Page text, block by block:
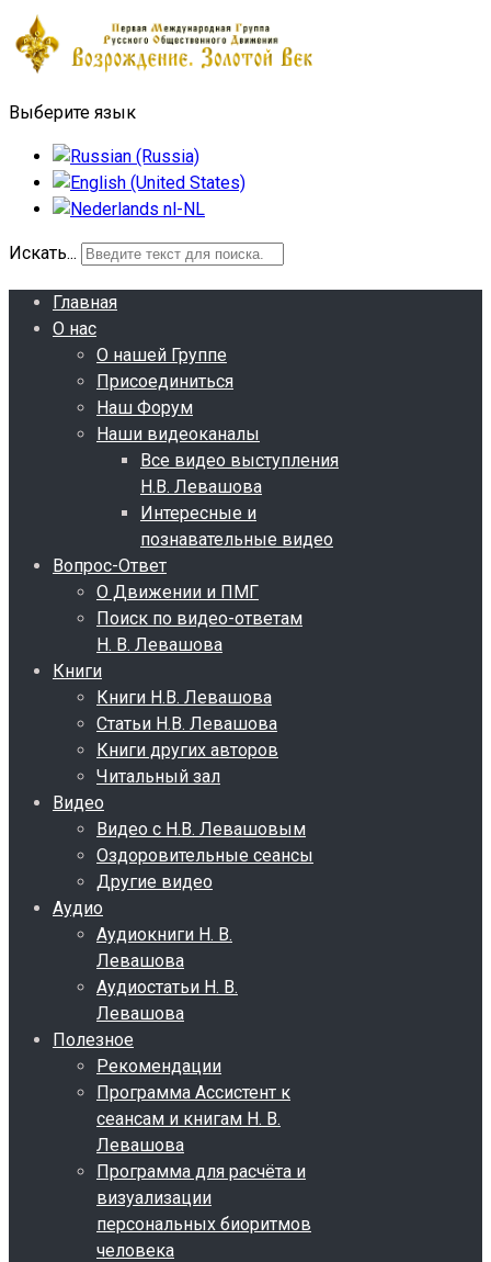
Выберите язык
Искать...
Главная
О нас
О нашей Группе
Присоединиться
Наш Форум
Наши видеоканалы
Все видео выступления
Н.В. Левашова
Интересные и
познавательные видео
Вопрос-Ответ
О Движении и ПМГ
Поиск по видео-ответам
Н. В. Левашова
Книги
Книги Н.В. Левашова
Статьи Н.В. Левашова
Книги других авторов
Читальный зал
Видео
Видео с Н.В. Левашовым
Оздоровительные сеансы
Другие видео
Аудио
Аудиокниги Н. В.
Левашова
Аудиостатьи Н. В.
Левашова
Полезное
Рекомендации
Программа Ассистент к
сеансам и книгам Н. В.
Левашова
Программа для расчёта и
визуализации
персональных биоритмов
человека